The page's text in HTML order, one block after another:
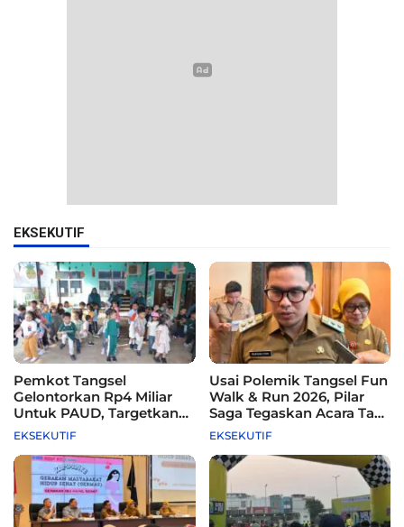
EKSEKUTIF
Pemkot Tangsel
Gelontorkan Rp4 Miliar
Untuk PAUD, Targetkan
115 Sekolah
EKSEKUTIF
Usai Polemik Tangsel Fun
Walk & Run 2026, Pilar
Saga Tegaskan Acara Tak
Difasilitasi Pemkot
EKSEKUTIF